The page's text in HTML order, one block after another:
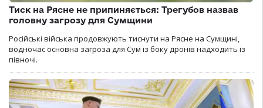
Тиск на Рясне не припиняється: Трегубов назвав
головну загрозу для Сумщини
Російські війська продовжують тиснути на Рясне на Сумщині,
водночас основна загроза для Сум із боку дронів надходить із
півночі.